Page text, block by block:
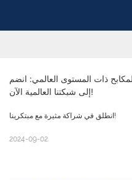
ذات المستوى العالمي: انضم
إلى شبكتنا العالمية الآن!
انطلق في شراكة مثيرة مع مبتكرينا!
2024-09-02